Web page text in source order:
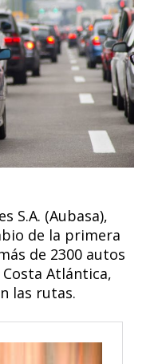
S.A. (Aubasa),
de la primera
de 2300 autos
Atlántica,
las rutas.